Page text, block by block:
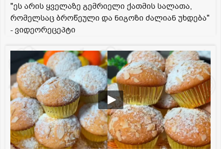
"ეს არის ყველაზე გემრიელი ქათმის სალათა,
რომელსაც ბროწეული და ნიგოზი ძალიან უხდება"
- ვიდეორეცეპტი